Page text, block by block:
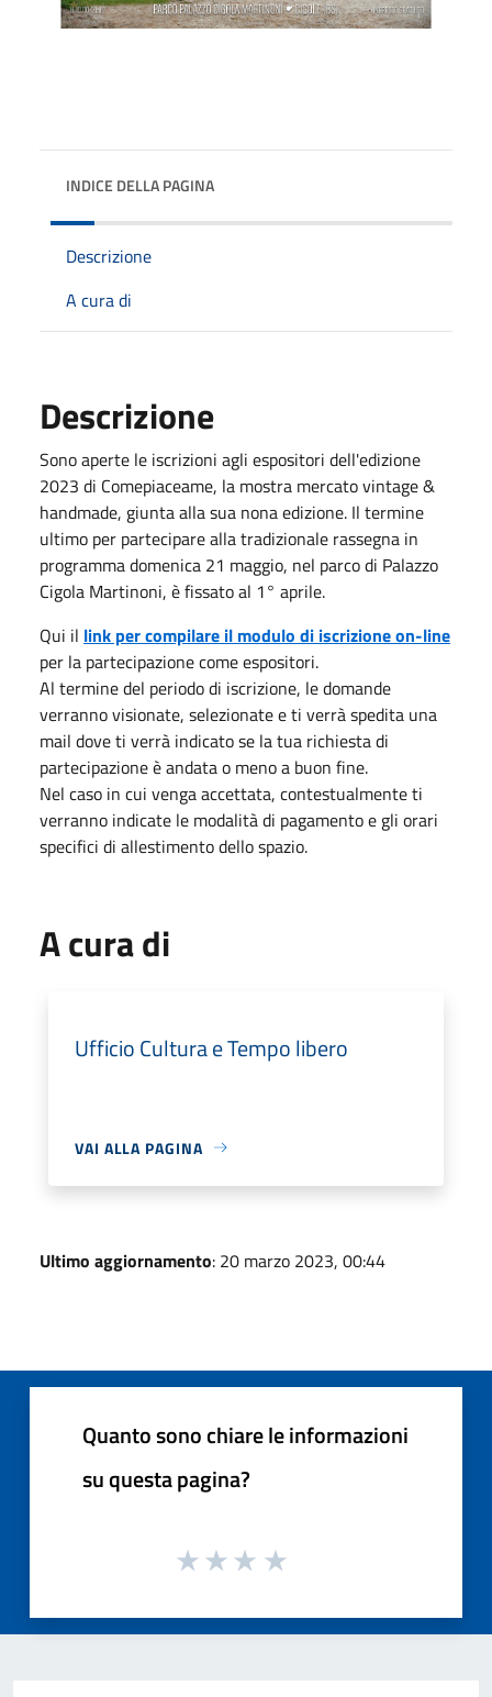
INDICE DELLA PAGINA
Descrizione
A cura di
Descrizione
Sono aperte le iscrizioni agli espositori dell'edizione
2023 di Comepiaceame, la mostra mercato vintage &
handmade, giunta alla sua nona edizione. Il termine
ultimo per partecipare alla tradizionale rassegna in
programma domenica 21 maggio, nel parco di Palazzo
Cigola Martinoni, è fissato al 1° aprile.
Qui il link per compilare il modulo di iscrizione on-line
per la partecipazione come espositori.
Al termine del periodo di iscrizione, le domande
verranno visionate, selezionate e ti verrà spedita una
mail dove ti verrà indicato se la tua richiesta di
partecipazione è andata o meno a buon fine.
Nel caso in cui venga accettata, contestualmente ti
verranno indicate le modalità di pagamento e gli orari
specifici di allestimento dello spazio.
A cura di
Ufficio Cultura e Tempo libero
VAI ALLA PAGINA
Ultimo aggiornamento: 20 marzo 2023, 00:44
Quanto sono chiare le informazioni
su questa pagina?